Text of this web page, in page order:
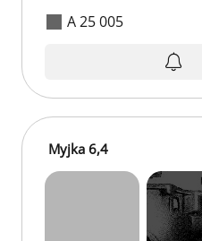
A 25 005
Myjka 6,4